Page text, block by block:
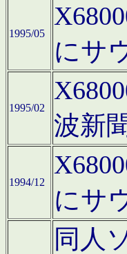
1995/05
にサ
1995/02
波新
1994/12
にサ
同人